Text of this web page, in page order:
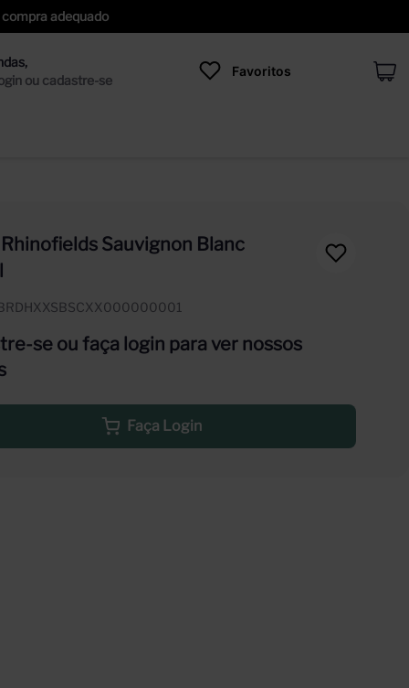
adequado
Favoritos
Sauvignon Blanc
se ou faça login para ver nossos
Faça Login